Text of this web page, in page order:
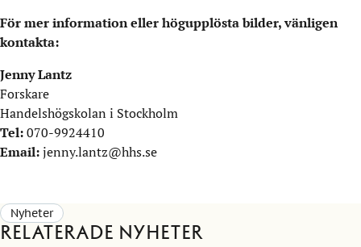
För mer information eller högupplösta bilder, vänligen
kontakta:
Jenny Lantz
Forskare
Handelshögskolan i Stockholm
Tel:070-9924410
Email:jenny.lantz@hhs.se
Nyheter
Relaterade nyheter